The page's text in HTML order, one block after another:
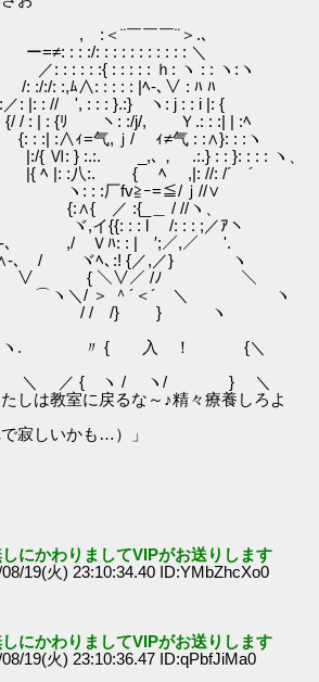
￣￣¨＞.､
: : : : : : : : : : ＼
: : : : : ｈ: ヽ : : ヽ:ヽ
: : : : |ﾍ-､∨ : ﾊ ﾊ
: : : }.:} ヽ: j : : i |: {
ヽ: :/j/, Ｙ.: : :| | :ﾍ
,ｊ/ ｨ≠气 : :∧}: : :ヽ
_,､， .:.} : : }: : : : ヽ、
:. { ﾍ ,|: //: /´￣´
fv≧ｰ=≦/ｊ//∨
:{_＿ / //ヽ、
,イ{{: : : l /: : : ;／ｱヽ
､ ,/ Ｖﾊ: : | ′;／,／ '.
､ / ヾﾍ､:! {／,／} ヽ
∨ { ＼∨／ /ﾉ ＼
＼/ ＞ ＾´＜´ ＼ ヽ
/ /} } ヽ
{ 入 ！ {＼
ヽ / ヽ/ } ＼
しは教室に戻るな～♪精々療養しろよ
寂しいかも…）」
しにかわりましてVIPがお送りします
19(火) 23:10:34.40 ID:YMbZhcXo0
しにかわりましてVIPがお送りします
19(火) 23:10:36.47 ID:qPbfJiMa0